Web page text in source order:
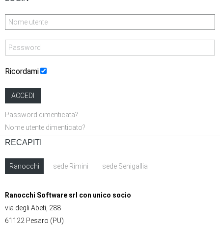
Ricordami
ACCEDI
Password dimenticata?
Nome utente dimenticato?
RECAPITI
Ranocchi sede Rimini sede Senigallia
Ranocchi Software srl con unico socio
via degli Abeti, 288
61122 Pesaro (PU)